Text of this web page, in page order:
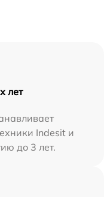
лет
Indesit и
до 3 лет.